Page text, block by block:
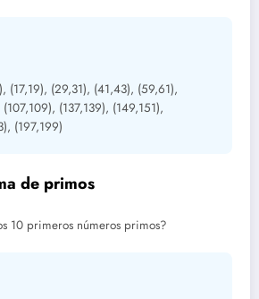
(17,19), (29,31), (41,43), (59,61),
(137,139), (149,151),
(197,199)
de primos
10 primeros números primos?